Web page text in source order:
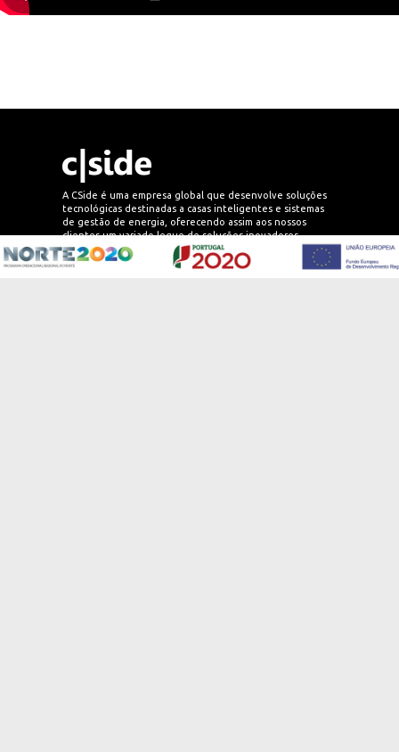
A CSide é uma empresa global que desenvolve soluções
tecnológicas destinadas a casas inteligentes e sistemas
de gestão de energia, oferecendo assim aos nossos
clientes um variado leque de soluções inovadores
baseadas na cloud.